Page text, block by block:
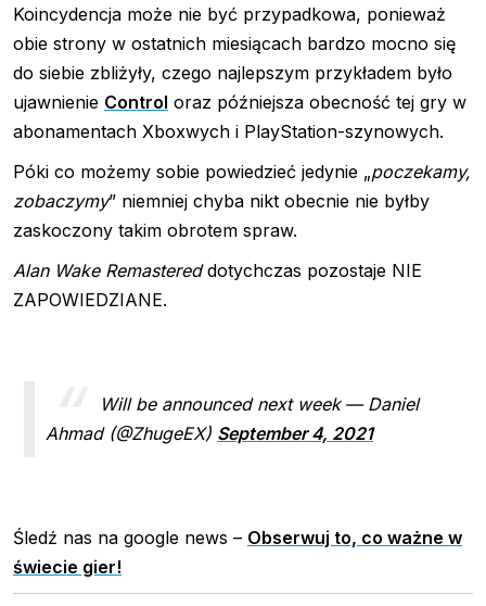
Koincydencja może nie być przypadkowa, ponieważ
obie strony w ostatnich miesiącach bardzo mocno się
do siebie zbliżyły, czego najlepszym przykładem było
ujawnienie Control oraz późniejsza obecność tej gry w
abonamentach Xboxwych i PlayStation-szynowych.
Póki co możemy sobie powiedzieć jedynie „poczekamy,
zobaczymy” niemniej chyba nikt obecnie nie byłby
zaskoczony takim obrotem spraw.
Alan Wake Remastereddotychczas pozostaje NIE
ZAPOWIEDZIANE.
Will be announced next week — Daniel
Ahmad (@ZhugeEX) September 4, 2021
Śledź nas na google news – Obserwuj to, co ważne w
świecie gier!